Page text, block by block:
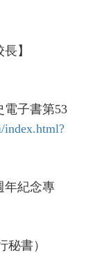
】
子書第53
index.html?
紀念專
書）